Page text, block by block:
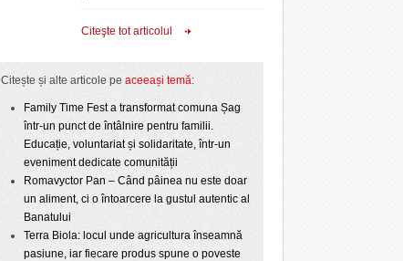
Citeşte tot articolul
Citește și alte articole pe aceeași temă:
Family Time Fest a transformat comuna Șag
într-un punct de întâlnire pentru familii.
Educație, voluntariat și solidaritate, într-un
eveniment dedicate comunității
Romavyctor Pan – Când pâinea nu este doar
un aliment, ci o întoarcere la gustul autentic al
Banatului
Terra Biola: locul unde agricultura înseamnă
pasiune, iar fiecare produs spune o poveste